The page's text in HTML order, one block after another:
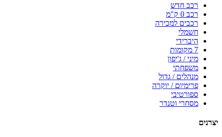
רכב חדש
רכב 0 ק"מ
רכבים למכירה
חשמלי
היברידי
7 מקומות
מיני / ג'יפון
משפחתי
מנהלים / גדול
פרימיום / יוקרה
ספורטיבי
מסחרי וטנדר
יצרנים